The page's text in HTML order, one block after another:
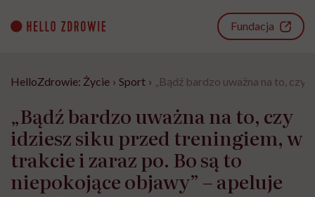
content
Fundacja
HelloZdrowie: Życie › Sport › „Bądź bardzo uważna na to,
„Bądź bardzo uważna na to, czy
idziesz siku przed treningiem, w
trakcie i zaraz po. Bo są to
niepokojące objawy” – apeluje